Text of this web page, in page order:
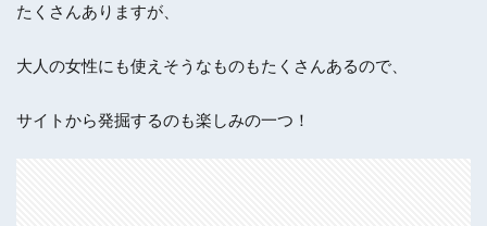
たくさんありますが、
大人の女性にも使えそうなものもたくさんあるので、
サイトから発掘するのも楽しみの一つ！